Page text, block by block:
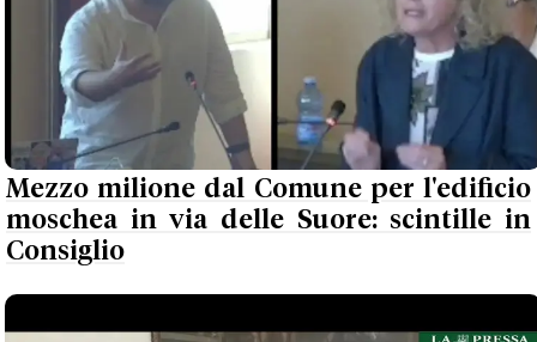
Mezzo milione dal Comune per l'edificio
moschea in via delle Suore: scintille in
Consiglio